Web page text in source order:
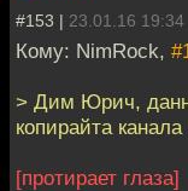
#153 | 23.01.16 19:34
Кому: NimRock,
> Дим Юрич,
копирайта
[протирает глаза]